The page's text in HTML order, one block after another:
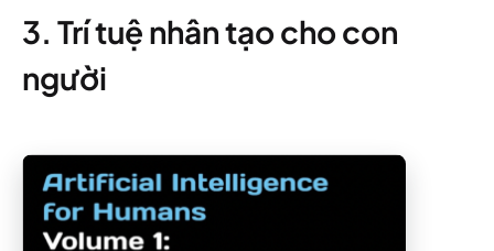
3. Trí tuệ nhân tạo cho con
người